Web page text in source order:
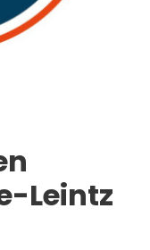
Leintz